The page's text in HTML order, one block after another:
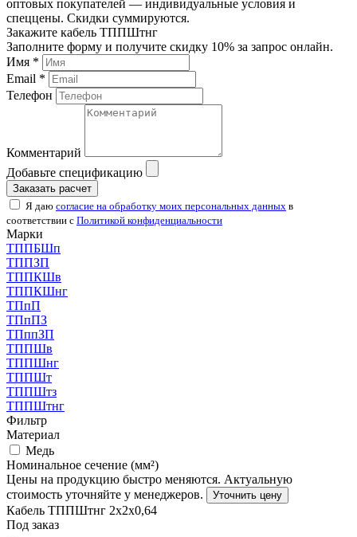
оптовых покупателей — индивидуальные условия и
спеццены. Скидки суммируются.
Закажите кабель ТППШтнг
Заполните форму и получите скидку 10% за запрос онлайн.
Имя *
Email *
Телефон
Комментарий
Добавьте спецификацию
Заказать расчет
Я даю согласие на обработку моих персональных данных в
соответствии с Политикой конфиденциальности
Марки
ТППБШп
ТППЗП
ТППКШв
ТППКШнг
ТПпП
ТПпПЗ
ТПппЗП
ТППШв
ТППШнг
ТППШт
ТППШтз
ТППШтнг
Фильтр
Материал
Медь
Номинальное сечение (мм²)
Цены на продукцию быстро меняются. Актуальную
стоимость уточняйте у менеджеров.
Уточнить цену
Кабель ТППШтнг 2х2x0,64
Под заказ